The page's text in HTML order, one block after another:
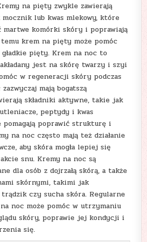
na pięty zwykle zawierają
lub kwas mlekowy, które
martwe komórki skóry i poprawiają
krem na pięty może pomóc
pięty. Krem na noc to
jest na skórę twarzy i szyi
w regeneracji skóry podczas
mają bogatszą
składniki aktywne, takie jak
peptydy i kwas
poprawić strukturę i
na noc często mają też działanie
aby skóra mogła lepiej się
snu. Kremy na noc są
dla osób z dojrzałą skórą, a także
skórnymi, takimi jak
trądzik czy sucha skóra. Regularne
noc może pomóc w utrzymaniu
skóry, poprawie jej kondycji i
się.